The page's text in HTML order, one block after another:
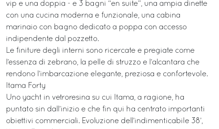
vip e una doppia - e 3 bagni “en suite”, una ampia dinette
con una cucina moderna e funzionale, una cabina
marinaio con bagno dedicato a poppa con accesso
indipendente dal pozzetto.
Le finiture degli interni sono ricercate e pregiate come
l’essenza di zebrano, la pelle di struzzo e l’alcantara che
rendono l’imbarcazione elegante, preziosa e confortevole.
Itama Forty
Uno yacht in vetroresina su cui Itama, a ragione, ha
puntato sin dall’inizio e che fin qui ha centrato importanti
obiettivi commerciali. Evoluzione dell’indimenticabile 38’,